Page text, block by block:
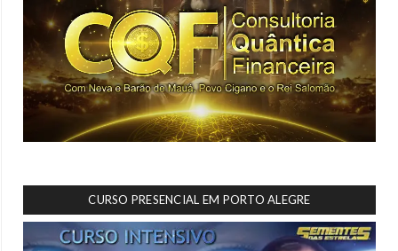
CURSO PRESENCIAL EM PORTO ALEGRE